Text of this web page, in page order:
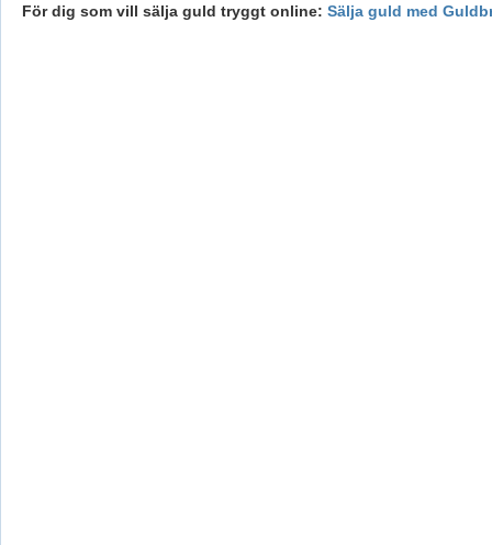
För dig som vill sälja guld tryggt online: Sälja guld med